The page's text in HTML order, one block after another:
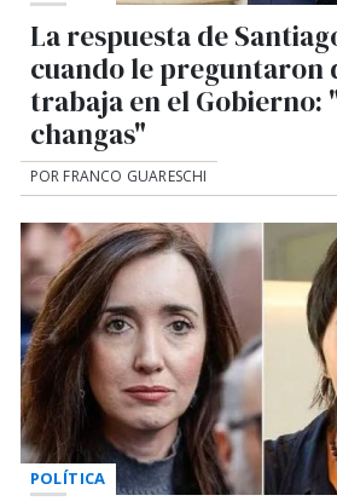
La respuesta de
cuando le preguntaron
trabaja en el Gobierno:
changas"
POR FRANCO GUARESCHI
POLÍTICA